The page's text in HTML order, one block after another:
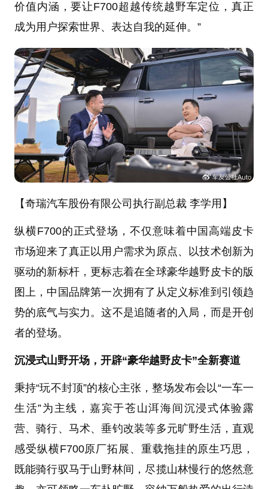
价值内涵，要让F700超越传统越野车定位，真正
成为用户探索世界、表达自我的延伸。”
【奇瑞汽车股份有限公司执行副总裁 李学用】
纵横F700的正式登场，不仅意味着中国高端皮卡
市场迎来了真正以用户需求为原点、以技术创新为
驱动的新标杆，更标志着在全球豪华越野皮卡的版
图上，中国品牌第一次拥有了从定义标准到引领趋
势的底气与实力。这不是追随者的入局，而是开创
者的登场。
沉浸式山野开场，开辟“豪华越野皮卡”全新赛道
秉持“玩不封顶”的核心主张，整场发布会以“一车一
生活”为主线，嘉宾于苍山洱海间沉浸式体验露
营、骑行、马术、垂钓改装等多元旷野生活，直观
感受纵横F700原厂拓展、重载拖挂的原生巧思，
既能骑行驭马于山野林间，尽揽山林慢行的悠然意